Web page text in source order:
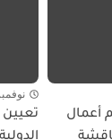
أعمال
نوفمبر 25,
تعيين